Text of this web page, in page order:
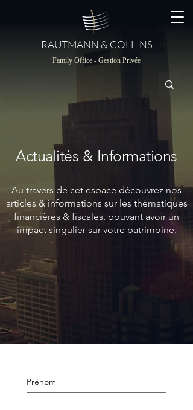
RAUTMANN & COLLINS
Family Office - Gestion Privée
Actualités & Informations
Au travers de cet espace découvrez nos
articles & informations sur les thématiques
financières & fiscales, pouvant avoir un
impact singulier sur votre patrimoine.
Prénom